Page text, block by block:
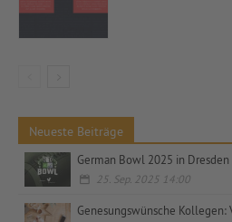
Neueste Beiträge
25. Sep. 2025 14:00
Genesungswünsche Kollegen: